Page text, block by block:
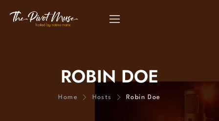
ROBIN DOE
Home Hosts Robin Doe